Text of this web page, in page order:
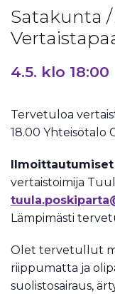
Satakunta /
4.5. klo 18:00
Tervetuloa
18.00 Yhteisötalo
Ilmoittautumiset
vertaistoimija
Lämpimästi
Olet tervetullut
riippumatta ja
suolistosairaus,